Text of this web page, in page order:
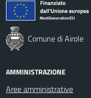
Comune di Airole
AMMINISTRAZIONE
Aree amministrative